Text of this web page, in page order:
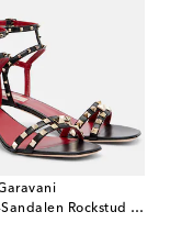
Slingback-Sandalen Rockstud aus Leder